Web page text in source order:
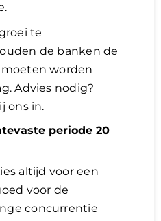
te
de banken de
worden
Advies nodig?
ons in.
periode 20
altijd voor een
voor de
concurrentie